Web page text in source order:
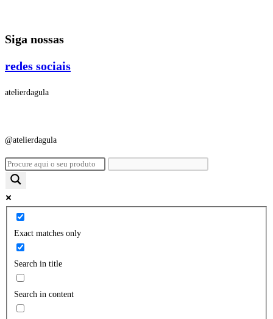
o
Siga nossas
redes sociais
atelierdagula
@atelierdagula
Exact matches only
Search in title
Search in content